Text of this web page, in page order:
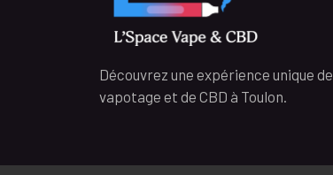
Découvrez une expérience unique de
vapotage et de CBD à Toulon.